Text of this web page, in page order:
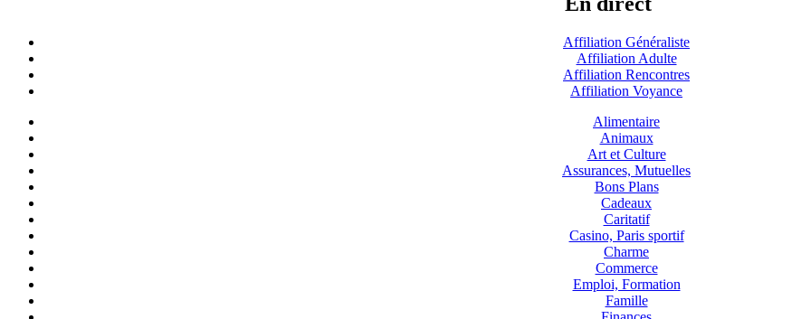
Affiliation Généraliste
Affiliation Adulte
Affiliation Rencontres
Affiliation Voyance
Alimentaire
Animaux
Art et Culture
Assurances, Mutuelles
Bons Plans
Cadeaux
Caritatif
Casino, Paris sportif
Charme
Commerce
Emploi, Formation
Famille